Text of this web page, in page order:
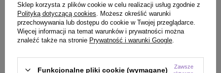
42,90 zł / szt.
(42,90 zł / 100ml)
42.90PKT punktów
Do koszyka
Sklep korzysta z plików cookie w celu realizacji usług zgodnie z
Polityką dotyczącą cookies . Możesz określić warunki
przechowywania lub dostępu do cookie w Twojej przeglądarce.
Więcej informacji na temat warunków i prywatności można
znaleźć także na stronie Prywatność i warunki Google
Funkcjonalne pliki cookie (wymagane)
Zawsze